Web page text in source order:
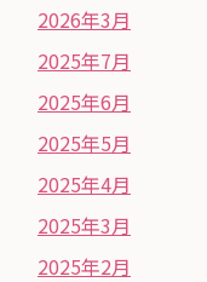
2026年3月
2025年7月
2025年6月
2025年5月
2025年4月
2025年3月
2025年2月